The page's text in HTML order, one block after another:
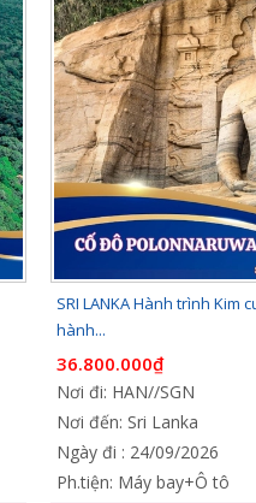
SRI LANKA Hành trình Kim
hành...
36.800.000₫
Nơi đi: HAN//SGN
Nơi đến: Sri Lanka
Ngày đi : 24/09/2026
Ph.tiện: Máy bay+Ô tô